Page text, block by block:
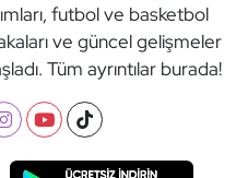
futbol ve basketbol
ve güncel gelişmeler
Tüm ayrıntılar burada!